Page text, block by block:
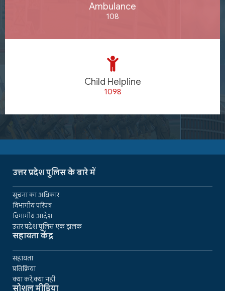
Ambulance
108
Child Helpline
1098
उत्तर प्रदेश पुलिस के बारे में
सूचना का अधिकार
विभागीय परिपत्र
विभागीय आदेश
उत्तर प्रदेश पुलिस एक झलक
सहायता केंद्र
सहायता
प्रतिक्रिया
क्या करें,क्या नहीं
सोशल मीडिया